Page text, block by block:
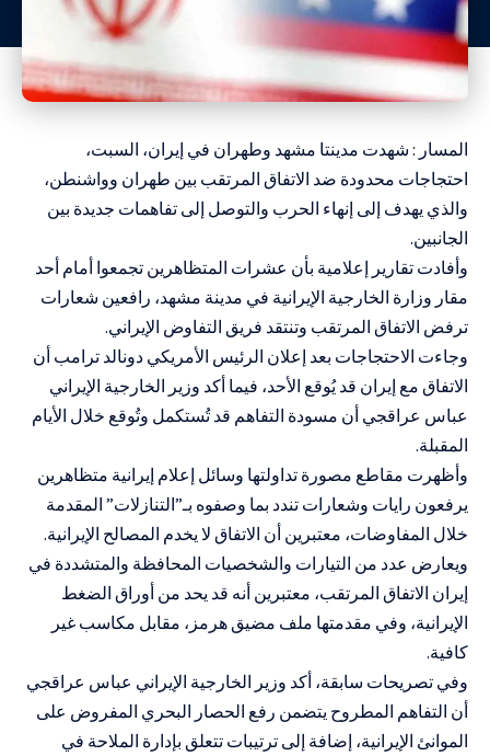
المسار : شهدت مدينتا مشهد وطهران في إيران، السبت،
احتجاجات محدودة ضد الاتفاق المرتقب بين طهران وواشنطن،
والذي يهدف إلى إنهاء الحرب والتوصل إلى تفاهمات جديدة بين
الجانبين.
وأفادت تقارير إعلامية بأن عشرات المتظاهرين تجمعوا أمام أحد
مقار وزارة الخارجية الإيرانية في مدينة مشهد، رافعين شعارات
ترفض الاتفاق المرتقب وتنتقد فريق التفاوض الإيراني.
وجاءت الاحتجاجات بعد إعلان الرئيس الأمريكي دونالد ترامب أن
الاتفاق مع إيران قد يُوقع الأحد، فيما أكد وزير الخارجية الإيراني
عباس عراقجي أن مسودة التفاهم قد تُستكمل وتُوقع خلال الأيام
المقبلة.
وأظهرت مقاطع مصورة تداولتها وسائل إعلام إيرانية متظاهرين
يرفعون رايات وشعارات تندد بما وصفوه بـ”التنازلات” المقدمة
خلال المفاوضات، معتبرين أن الاتفاق لا يخدم المصالح الإيرانية.
ويعارض عدد من التيارات والشخصيات المحافظة والمتشددة في
إيران الاتفاق المرتقب، معتبرين أنه قد يحد من أوراق الضغط
الإيرانية، وفي مقدمتها ملف مضيق هرمز، مقابل مكاسب غير
كافية.
وفي تصريحات سابقة، أكد وزير الخارجية الإيراني عباس عراقجي
أن التفاهم المطروح يتضمن رفع الحصار البحري المفروض على
الموانئ الإيرانية، إضافة إلى ترتيبات تتعلق بإدارة الملاحة في